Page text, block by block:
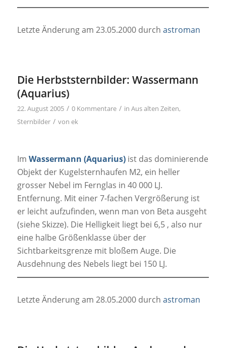
Letzte Änderung am 23.05.2000 durch astroman
Die Herbststernbilder: Wassermann
(Aquarius)
22. August 2005 / 0 Kommentare / in Aus alten Zeiten,
Sternbilder / von ek
Im Wassermann (Aquarius)ist das dominierende
Objekt der Kugelsternhaufen M2, ein heller
grosser Nebel im Fernglas in 40 000 LJ.
Entfernung. Mit einer 7-fachen Vergrößerung ist
er leicht aufzufinden, wenn man von Beta ausgeht
(siehe Skizze). Die Helligkeit liegt bei 6,5 , also nur
eine halbe Größenklasse über der
Sichtbarkeitsgrenze mit bloßem Auge. Die
Ausdehnung des Nebels liegt bei 150 LJ.
Letzte Änderung am 28.05.2000 durch astroman